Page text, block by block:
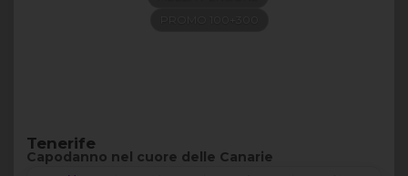
Tenerife
Capodanno nel cuore delle Canarie